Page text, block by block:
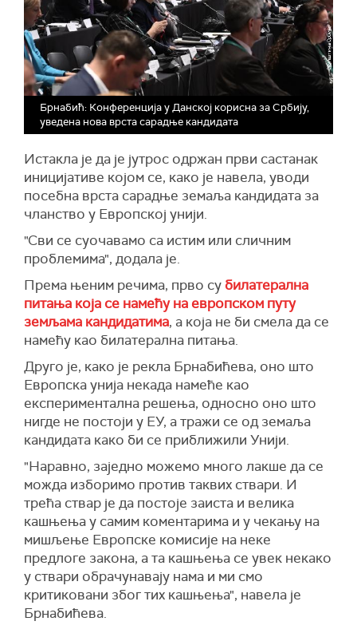
Брнабић: Конференција у Данској корисна за Србију,
уведена нова врста сарадње кандидата
Истакла је да је јутрос одржан први састанак
иницијативе којом се, како је навела, уводи
посебна врста сарадње земаља кандидата за
чланство у Европској унији.
"Сви се суочавамо са истим или сличним
проблемима", додала је.
Према њеним речима, прво су билатерална
питања која се намећу на европском путу
земљама кандидатима, а која не би смела да се
намећу као билатерална питања.
Друго је, како је рекла Брнабићева, оно што
Европска унија некада намеће као
експериментална решења, односно оно што
нигде не постоји у ЕУ, а тражи се од земаља
кандидата како би се приближили Унији.
"Наравно, заједно можемо много лакше да се
можда изборимо против таквих ствари. И
трећа ствар је да постоје заиста и велика
кашњења у самим коментарима и у чекању на
мишљење Европске комисије на неке
предлоге закона, а та кашњења се увек некако
у ствари обрачунавају нама и ми смо
критиковани због тих кашњења", навела је
Брнабићева.